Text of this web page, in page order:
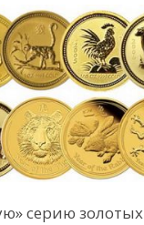
серию золотых